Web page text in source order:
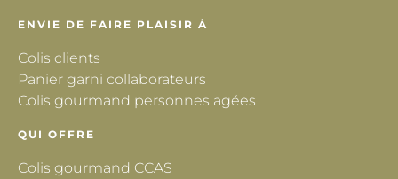
ENVIE DE FAIRE PLAISIR À
Colis clients
Panier garni collaborateurs
Colis gourmand personnes agées
QUI OFFRE
Colis gourmand CCAS